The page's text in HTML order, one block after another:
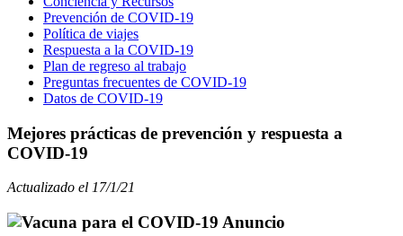
Prevención de COVID-19
Política de viajes
Respuesta a la COVID-19
Plan de regreso al trabajo
Preguntas frecuentes de COVID-19
Datos de COVID-19
Mejores prácticas de prevención y respuesta a
COVID-19
Actualizado el 17/1/21